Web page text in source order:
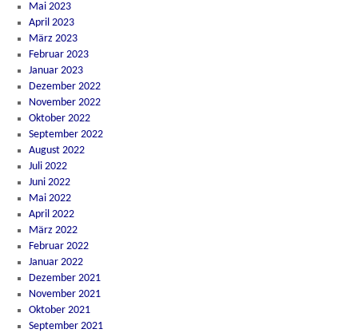
Mai 2023
April 2023
März 2023
Februar 2023
Januar 2023
Dezember 2022
November 2022
Oktober 2022
September 2022
August 2022
Juli 2022
Juni 2022
Mai 2022
April 2022
März 2022
Februar 2022
Januar 2022
Dezember 2021
November 2021
Oktober 2021
September 2021